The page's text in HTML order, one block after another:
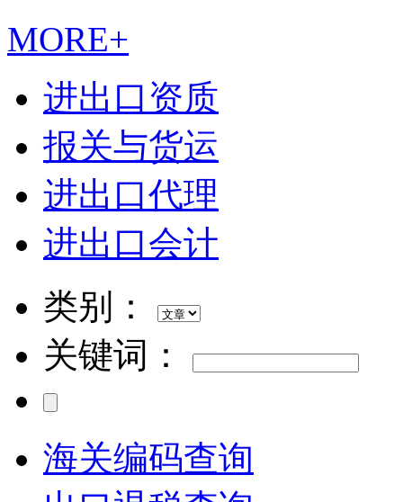
MORE+
进出口资质
报关与货运
进出口代理
进出口会计
类别：
关键词：
海关编码查询